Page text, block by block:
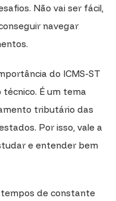
Não vai ser fácil,
navegar
do ICMS-ST
É um tema
tributário das
Por isso, vale a
e entender bem
tempos de constante